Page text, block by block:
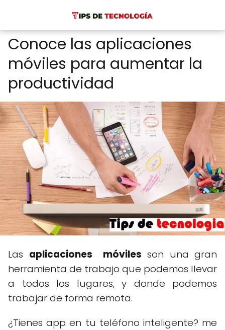
Conoce las aplicaciones
móviles para aumentar la
productividad
Las aplicaciones móviles son una gran
herramienta de trabajo que podemos llevar
a todos los lugares, y donde podemos
trabajar de forma remota.
¿Tienes app en tu teléfono inteligente? me